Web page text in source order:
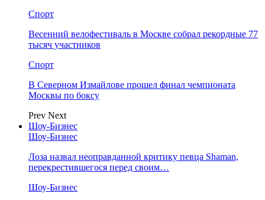
Спорт
Весенний велофестиваль в Москве собрал рекордные 77
тысяч участников
Спорт
В Северном Измайлове прошел финал чемпионата
Москвы по боксу
Prev Next
Шоу-Бизнес
Шоу-Бизнес
Лоза назвал неоправданной критику певца Shaman,
перекрестившегося перед своим…
Шоу-Бизнес